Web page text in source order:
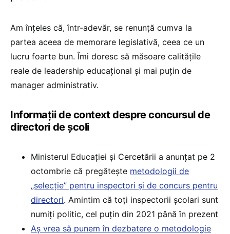
Am înțeles că, într-adevăr, se renunță cumva la
partea aceea de memorare legislativă, ceea ce un
lucru foarte bun. Îmi doresc să măsoare calitățile
reale de leadership educațional și mai puțin de
manager administrativ.
Informații de context despre concursul de
directori de școli
Ministerul Educației și Cercetării a anunțat pe 2
octombrie că pregătește metodologii de
„selecție” pentru inspectori și de concurs pentru
directori. Amintim că toți inspectorii școlari sunt
numiți politic, cel puțin din 2021 până în prezent
Aș vrea să punem în dezbatere o metodologie